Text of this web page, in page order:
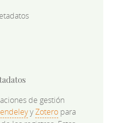
de gestión
yZoteropara